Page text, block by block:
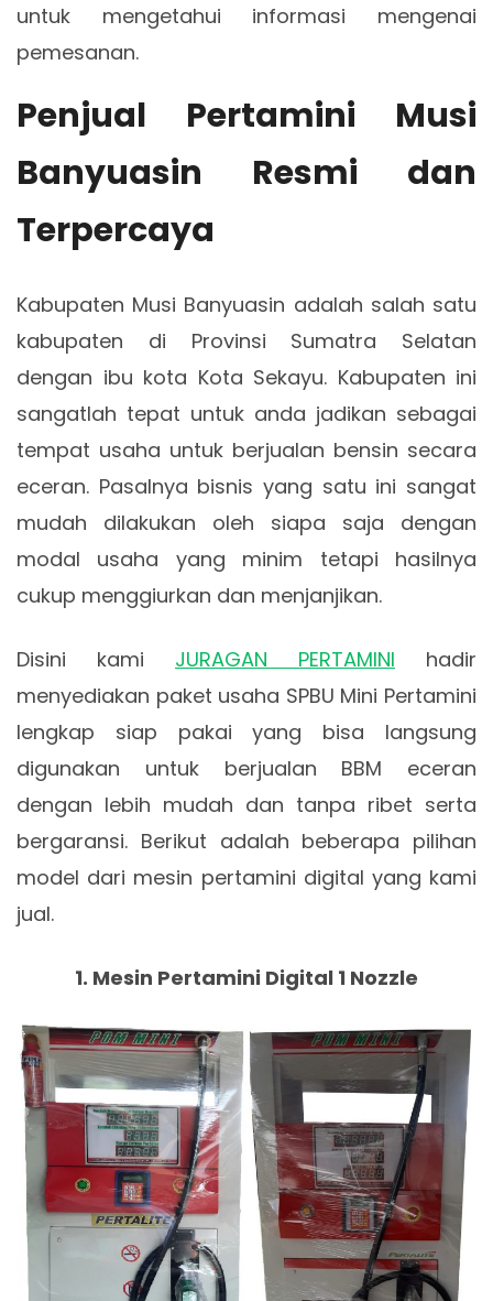
untuk mengetahui informasi mengenai
pemesanan.
Penjual Pertamini Musi
Banyuasin Resmi dan
Terpercaya
Kabupaten Musi Banyuasin adalah salah satu
kabupaten di Provinsi Sumatra Selatan
dengan ibu kota Kota Sekayu. Kabupaten ini
sangatlah tepat untuk anda jadikan sebagai
tempat usaha untuk berjualan bensin secara
eceran. Pasalnya bisnis yang satu ini sangat
mudah dilakukan oleh siapa saja dengan
modal usaha yang minim tetapi hasilnya
cukup menggiurkan dan menjanjikan.
Disini kami JURAGAN PERTAMINI hadir
menyediakan paket usaha SPBU Mini Pertamini
lengkap siap pakai yang bisa langsung
digunakan untuk berjualan BBM eceran
dengan lebih mudah dan tanpa ribet serta
bergaransi. Berikut adalah beberapa pilihan
model dari mesin pertamini digital yang kami
jual.
1. Mesin Pertamini Digital 1 Nozzle